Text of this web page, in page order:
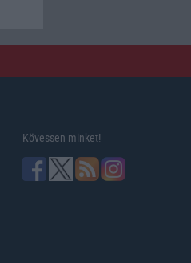
Kövessen minket!